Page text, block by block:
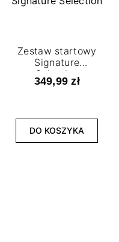
Zestaw startowy
Signature
Selection
349,99 zł
DO KOSZYKA